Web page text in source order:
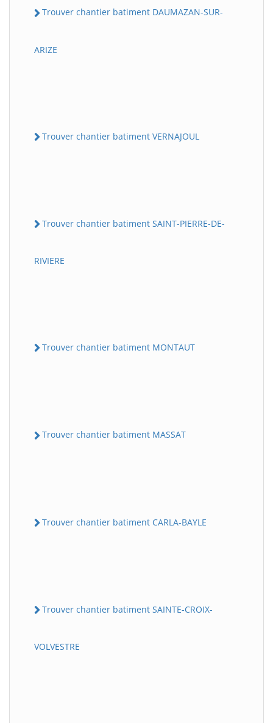
Trouver chantier batiment DAUMAZAN-SUR-
ARIZE
Trouver chantier batiment VERNAJOUL
Trouver chantier batiment SAINT-PIERRE-DE-
RIVIERE
Trouver chantier batiment MONTAUT
Trouver chantier batiment MASSAT
Trouver chantier batiment CARLA-BAYLE
Trouver chantier batiment SAINTE-CROIX-
VOLVESTRE